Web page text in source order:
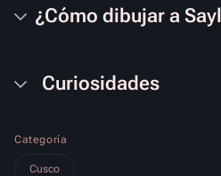
¿Cómo dibujar a
Curiosidades
Categoría
Cusco